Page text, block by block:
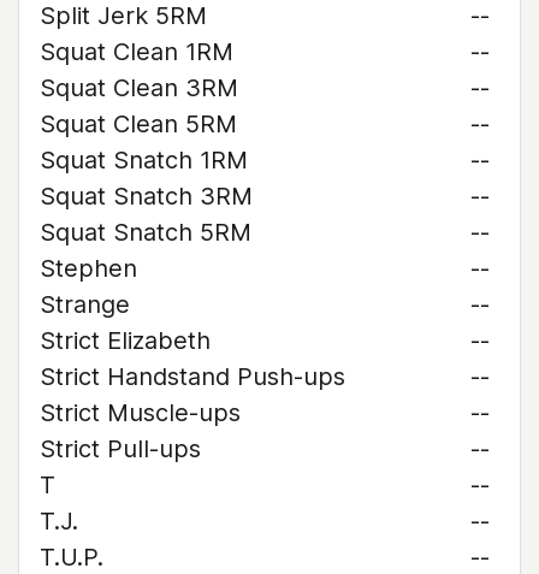
Split Jerk 5RM
--
Squat Clean 1RM
--
Squat Clean 3RM
--
Squat Clean 5RM
--
Squat Snatch 1RM
--
Squat Snatch 3RM
--
Squat Snatch 5RM
--
Stephen
--
Strange
--
Strict Elizabeth
--
Strict Handstand Push-ups
--
Strict Muscle-ups
--
Strict Pull-ups
--
T
--
T.J.
--
T.U.P.
--